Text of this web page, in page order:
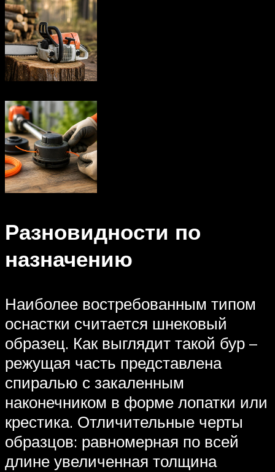
Разновидности по
назначению
Наиболее востребованным типом
оснастки считается шнековый
образец. Как выглядит такой бур –
режущая часть представлена
спиралью с закаленным
наконечником в форме лопатки или
крестика. Отличительные черты
образцов: равномерная по всей
длине увеличенная толщина